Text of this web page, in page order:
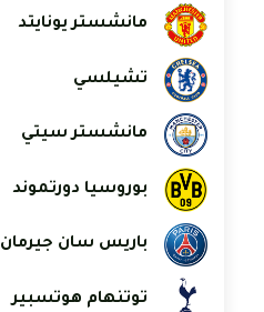
مانشستر يونايتد
تشيلسي
مانشستر سيتي
بوروسيا دورتموند
باريس سان جيرمان
توتنهام هوتسبير